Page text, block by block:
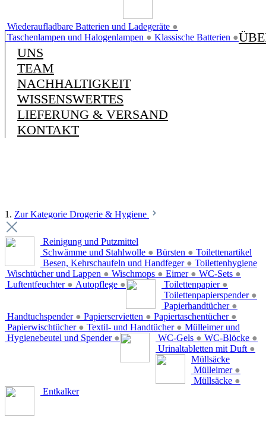
Wiederaufladbare Batterien und Ladegeräte ●
Taschenlampen und Halogenlampen ● Klassische Batterien ●
UNS
TEAM
NACHHALTIGKEIT
WISSENSWERTES
LIEFERUNG & VERSAND
KONTAKT
1. Zur Kategorie Drogerie & Hygiene
Reinigung und Putzmittel
Schwämme und Stahlwolle ● Bürsten ●
Besen, Kehrschaufeln und Handfeger ●
Wischtücher und Lappen ● Wischmops ● Eimer ● WC-Sets ●
Luftentfeuchter ● Autopflege ●
Toilettenartikel
Toilettenpapier ●
Toilettenpapierspender ●
Papierhandtücher ●
Handtuchspender ● Papierservietten ● Papiertaschentücher ●
Papierwischtücher ● Textil- und Handtücher ●
Hygienebeutel und Spender ●
Toilettenhygiene
WC-Gels ● WC-Blöcke ●
Urinaltabletten mit Duft ●
Mülleimer und
Müllsäcke
Mülleimer ●
Müllsäcke ●
Entkalker